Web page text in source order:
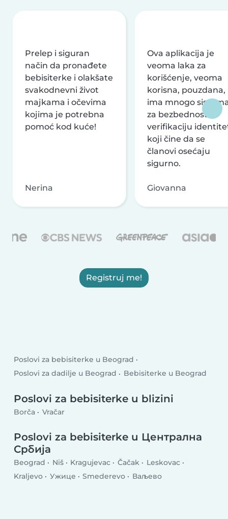
Prelep i siguran
način da pronađete
bebisiterke i olakšate
svakodnevni život
majkama i očevima
kojima je potrebna
pomoć kod kuće!
Nerina
Ova aplikacija je
veoma laka za
korišćenje, veoma
korisna, pouzdana,
ima mnogo
za bezbednost i
verifikaciju
koji čine da se
članovi osećaju
sigurno.
Giovanna
Registruj me!
Poslovi za bebisiterke u Beograd
Poslovi za dadilje u Beograd
Bebisiterke u Beograd
Poslovi za bebisiterke u blizini
Borča Vračar
Poslovi za bebisiterke u Централна
Србија
Beograd Niš Kragujevac Čačak
Leskovac
Kraljevo
Ужице Smederevo Ваљево